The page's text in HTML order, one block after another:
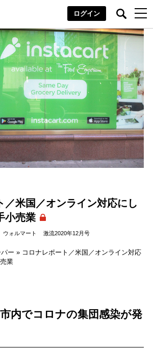
ログイン
／米国／オンライン対応にし
小売業
ウォルマート 激流2020年12月号
ー » コロナレポート／米国／オンライン対応
業
内でコロナの集団感染が発